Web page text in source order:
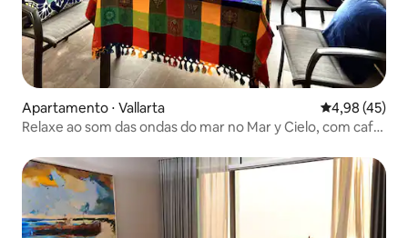
Apartamento ⋅ Vallarta 4,98 de uma
4,98 (45)
Relaxe ao som das ondas do mar no Mar y Cielo, com café